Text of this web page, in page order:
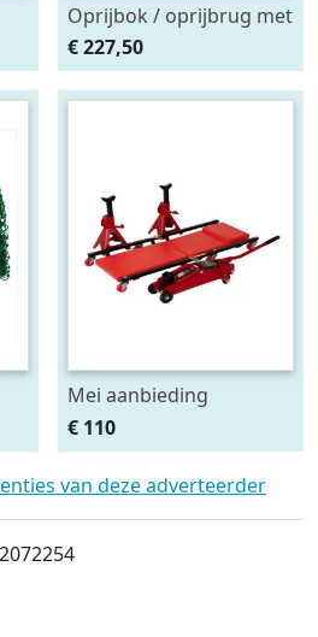
Oprijbok / oprijbrug met
ingebouwde krik. set
2stuks
€ 227,50
Mei aanbieding
Monteursligkar+2 tons
krik + 2 assteunen
€ 110
van deze adverteerder